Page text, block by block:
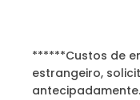
******Custos de
estrangeiro,
antecipadamente.